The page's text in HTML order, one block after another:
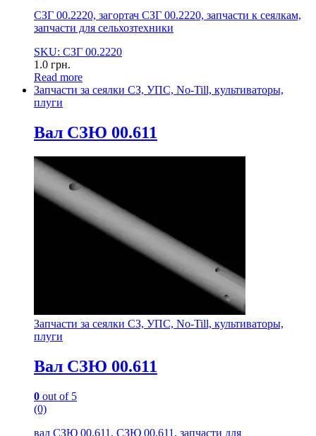
СЗГ 00.2220, загортач СЗГ 00.2220, запчасти к сеялкам,
запчасти для сельхозтехники
SKU: СЗГ 00.2220
1.0 грн.
Read more
Запчасти за сеялки СЗ, УПС, No-Till, культиваторы,
плуги
Вал СЗЮ 00.611
Запчасти за сеялки СЗ, УПС, No-Till, культиваторы,
плуги
Вал СЗЮ 00.611
0 out of 5
(0)
вал СЗЮ 00.611, СЗЮ 00.611, запчасти для